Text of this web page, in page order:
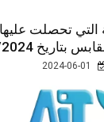
التي تحصلت
29/05/2024.